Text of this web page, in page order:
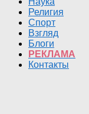
Религия
Спорт
Взгляд
Блоги
РЕКЛАМА
Контакты